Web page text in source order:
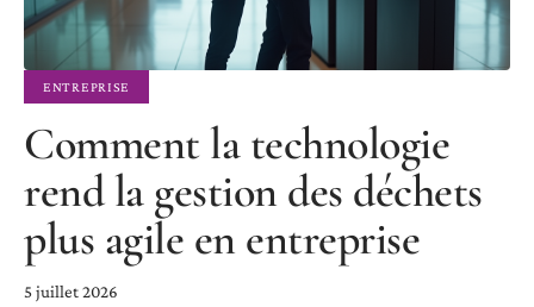
ENTREPRISE
Comment la technologie
rend la gestion des déchets
plus agile en entreprise
5 juillet 2026